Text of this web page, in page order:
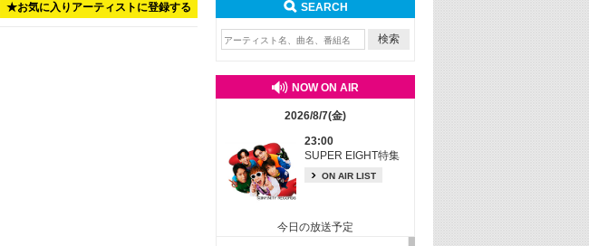
★お気に入りアーティストに登録する SEARCH
NOW ON AIR
2026/8/7(金)
23:00
SUPER EIGHT特集
ON AIR LIST
今日の放送予定